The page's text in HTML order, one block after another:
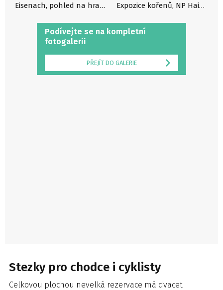
Podívejte se na kompletní
fotogalerii
PŘEJÍT DO GALERIE
Eisenach, pohled na hrad Wartburg, Autor: GNTB Expozice kořenů, NP Hainich, Autor: KTL Tour und Tourismus
Stezky pro chodce i cyklisty
Celkovou plochou nevelká rezervace má dvacet